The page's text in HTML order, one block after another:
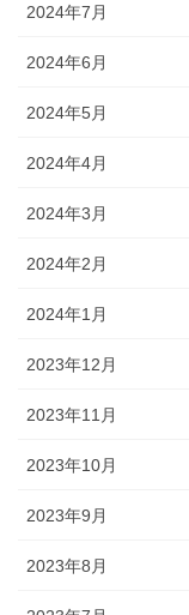
2024年7月
2024年6月
2024年5月
2024年4月
2024年3月
2024年2月
2024年1月
2023年12月
2023年11月
2023年10月
2023年9月
2023年8月